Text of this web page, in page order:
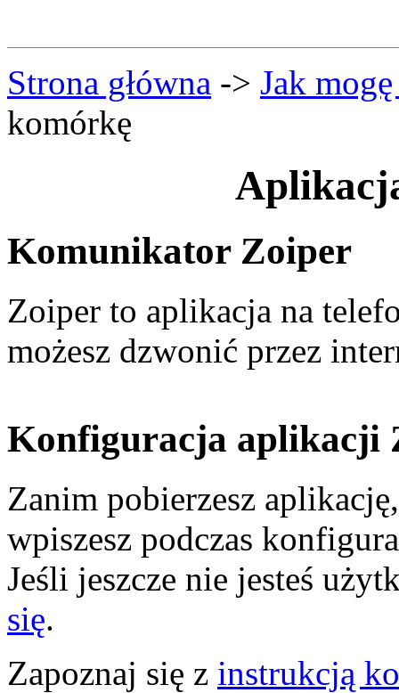
Strona główna -> Jak
komórkę
Komunikator Zoiper
Zoiper to aplikacja na
możesz dzwonić przez
Konfiguracja aplikacji
Zanim pobierzesz
wpiszesz podczas
Jeśli jeszcze nie jesteś
się.
Zapoznaj się z instrukcją